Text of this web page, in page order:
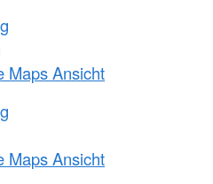
Maps Ansicht
Maps Ansicht